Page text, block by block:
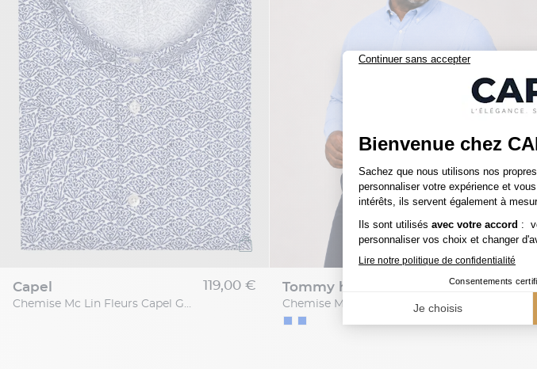
capel
Chemise Mc Lin Fleurs Capel Grande Taille
119,00 € tommy hilfiger
Chemise Maille Piquée Grande Taille Ciel
119,00 €